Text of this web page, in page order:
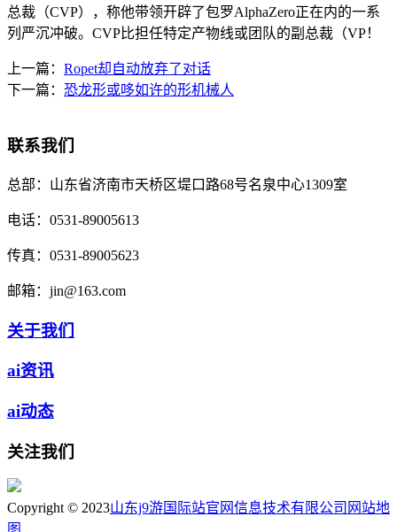
总裁（CVP），称他带领开辟了包罗AlphaZero正在内的一系
列严沉冲破。CVP比担任特定产物线或团队的副总裁（VP！
上一篇： Ropet却自动放弃了对话
下一篇： 恐龙形或哆如许的形机械人
联系我们
总部： 山东省济南市天桥区堤口路68号名泉中心1309室
电话： 0531-89005613
传真： 0531-89005623
邮箱： jin@163.com
关于我们
ai资讯
ai动态
关注我们
Copyright © 2023山东j9游国际站官网信息技术有限公司 网站地